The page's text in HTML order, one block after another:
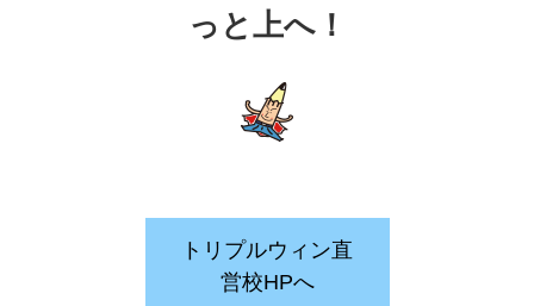
っと上へ！
トリプルウィン直
営校HPへ